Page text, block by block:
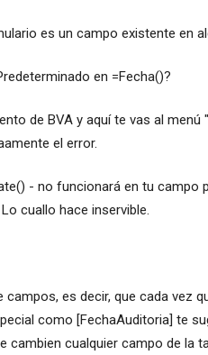
es un campo existente en
en =Fecha()?
de BVA y aquí te vas al menú
el error.
- no funcionará en tu campo
cuallo hace inservible.
es decir, que cada vez
como [FechaAuditoria] te
cualquier campo de la